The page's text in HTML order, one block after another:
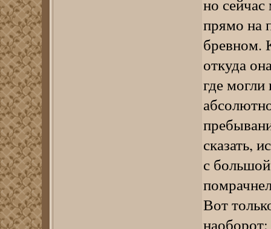
но
прямо на
бревном.
откуда
где
сказать,
с
Вот